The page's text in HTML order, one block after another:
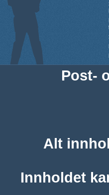
Post-
Alt
Innholdet